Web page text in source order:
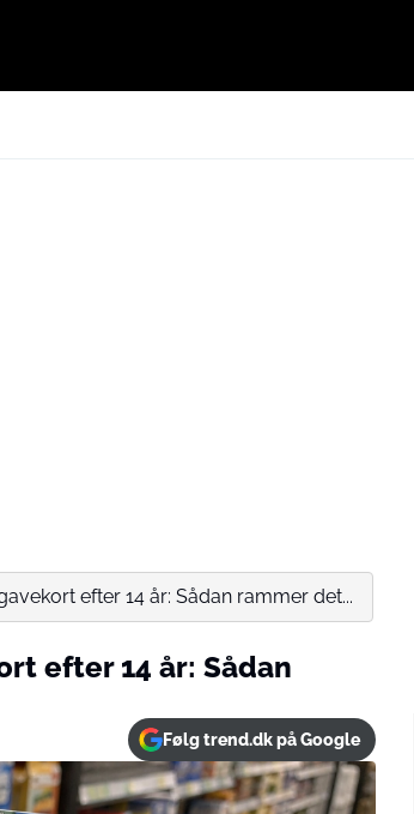
efter 14 år: Sådan rammer det...
efter 14 år: Sådan
Følg trend.dk på Google